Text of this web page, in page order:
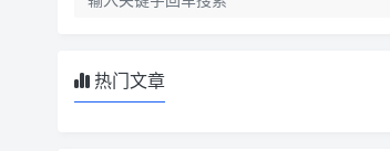
热门文章